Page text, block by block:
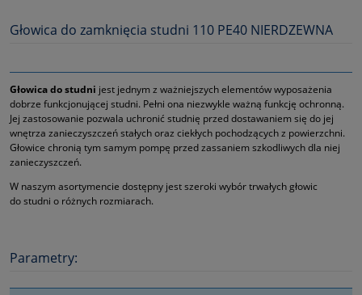
Głowica do zamknięcia studni 110 PE40 NIERDZEWNA
Głowica do studni jest jednym z ważniejszych elementów wyposażenia
dobrze funkcjonującej studni. Pełni ona niezwykle ważną funkcję ochronną.
Jej zastosowanie pozwala uchronić studnię przed dostawaniem się do jej
wnętrza zanieczyszczeń stałych oraz ciekłych pochodzących z powierzchni.
Głowice chronią tym samym pompę przed zassaniem szkodliwych dla niej
zanieczyszczeń.
W naszym asortymencie dostępny jest szeroki wybór trwałych głowic
do studni o różnych rozmiarach.
Parametry: